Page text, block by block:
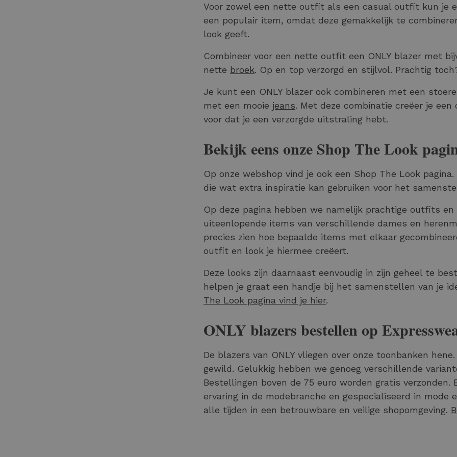
Voor zowel een nette outfit als een casual outfit kun je
een populair item, omdat deze gemakkelijk te
look geeft.
Combineer voor een nette outfit een ONLY blazer met
nette broek. Op en top verzorgd en stijlvol. Prachtig
Je kunt een ONLY blazer ook combineren met een
met een mooie jeans. Met deze combinatie creëer je
voor dat je een verzorgde uitstraling hebt.
Bekijk eens onze Shop The Look
Op onze webshop vind je ook een Shop The Look
die wat extra inspiratie kan gebruiken voor het
Op deze pagina hebben we namelijk prachtige outfits
uiteenlopende items van verschillende dames en
precies zien hoe bepaalde items met elkaar
outfit en look je hiermee creëert.
Deze looks zijn daarnaast eenvoudig in zijn geheel te
helpen je graat een handje bij het samenstellen van je
The Look pagina vind je hier.
ONLY blazers bestellen op
De blazers van ONLY vliegen over onze toonbanken
gewild. Gelukkig hebben we genoeg verschillende
Bestellingen boven de 75 euro worden gratis verzonden.
ervaring in de modebranche en gespecialiseerd in mode
alle tijden in een betrouwbare en veilige shopomgeving.